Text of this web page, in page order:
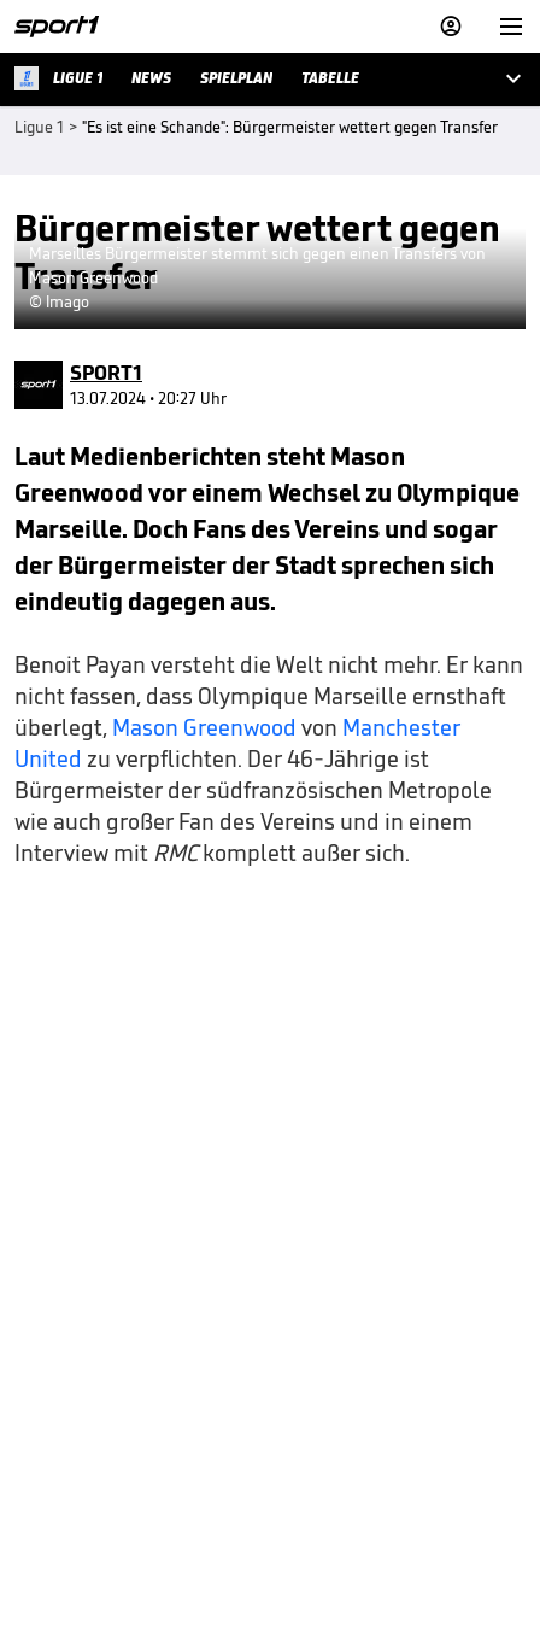


LIGUE 1 NEWS SPIELPLAN TABELLE 
Ligue 1 > "Es ist eine Schande": Bürgermeister wettert gegen Transfer
Bürgermeister wettert gegen
Transfer
Marseilles Bürgermeister stemmt sich gegen einen Transfers von
Mason Greenwood
© Imago
SPORT1
13.07.2024 • 20:27 Uhr
Laut Medienberichten steht Mason
Greenwood vor einem Wechsel zu Olympique
Marseille. Doch Fans des Vereins und sogar
der Bürgermeister der Stadt sprechen sich
eindeutig dagegen aus.
Benoit Payan versteht die Welt nicht mehr. Er kann
nicht fassen, dass Olympique Marseille ernsthaft
überlegt, Mason Greenwood von Manchester
United zu verpflichten. Der 46-Jährige ist
Bürgermeister der südfranzösischen Metropole
wie auch großer Fan des Vereins und in einem
Interview mit RMCkomplett außer sich.